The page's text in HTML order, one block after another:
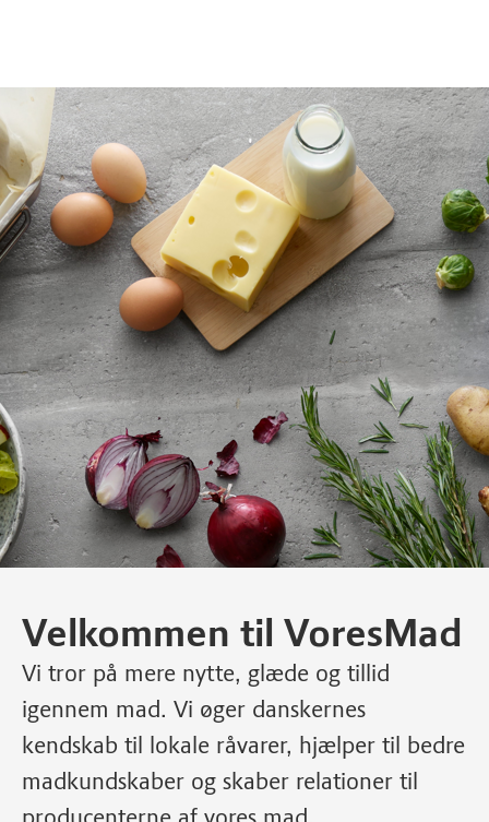
Velkommen til VoresMad
Vi tror på mere nytte, glæde og tillid
igennem mad. Vi øger danskernes
kendskab til lokale råvarer, hjælper til bedre
madkundskaber og skaber relationer til